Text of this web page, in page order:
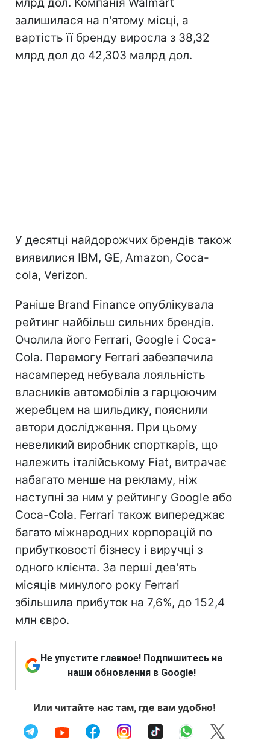
залишилася на п'ятому місці, а
вартість її бренду виросла з 38,32
млрд дол до 42,303 малрд дол.
У десятці найдорожчих брендів також
виявилися IBM, GE, Amazon, Coca-
cola, Verizon.
Раніше Brand Finance опублікувала
рейтинг найбільш сильних брендів.
Очолила його Ferrari, Google і Coca-
Cola. Перемогу Ferrari забезпечила
насамперед небувала лояльність
власників автомобілів з гарцюючим
жеребцем на шильдику, пояснили
автори дослідження. При цьому
невеликий виробник спорткарів, що
належить італійському Fiat, витрачає
набагато менше на рекламу, ніж
наступні за ним у рейтингу Google або
Coca-Cola. Ferrari також випереджає
багато міжнародних корпорацій по
прибутковості бізнесу і виручці з
одного клієнта. За перші дев'ять
місяців минулого року Ferrari
збільшила прибуток на 7,6%, до 152,4
млн євро.
Не упустите главное! Подпишитесь на
наши обновления в Google!
Или читайте нас там, где вам удобно!